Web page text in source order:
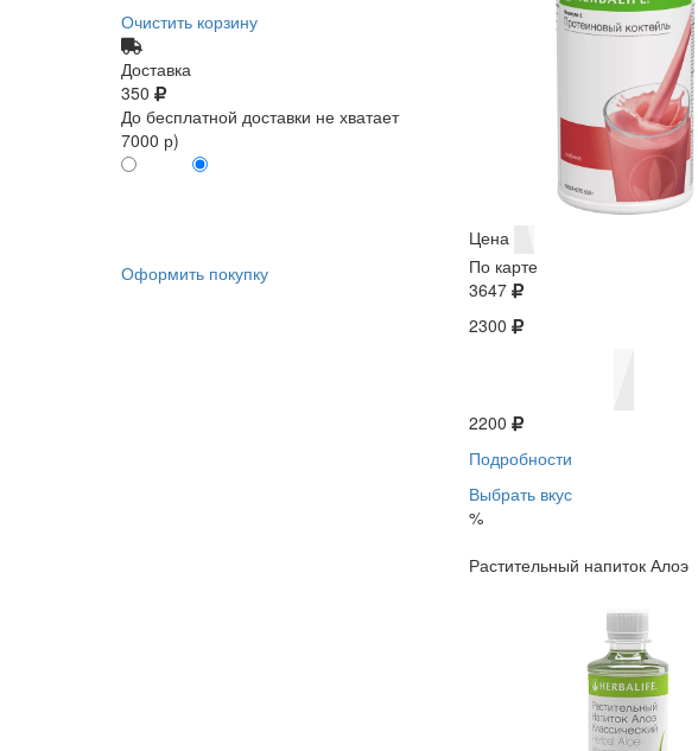
Очистить корзину
Доставка
350
До бесплатной доставки не хватает
7000 р)
Оформить покупку
Цена
По карте
3647
2300
2200
Подробности
Выбрать вкус
%
Растительный напиток Алоэ